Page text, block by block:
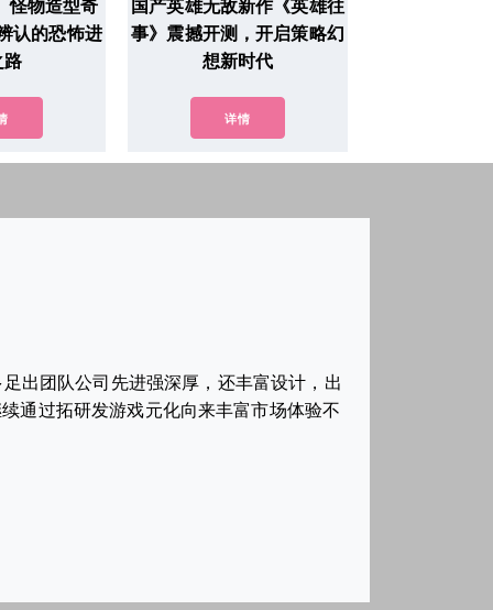
怪物造型奇
认的恐怖进
路
国产英雄无敌新作《英雄往
事》震撼开测，开启策略幻
想新时代
详情
出团队公司先进强深厚，还丰富设计，出
通过拓研发游戏元化向来丰富市场体验不